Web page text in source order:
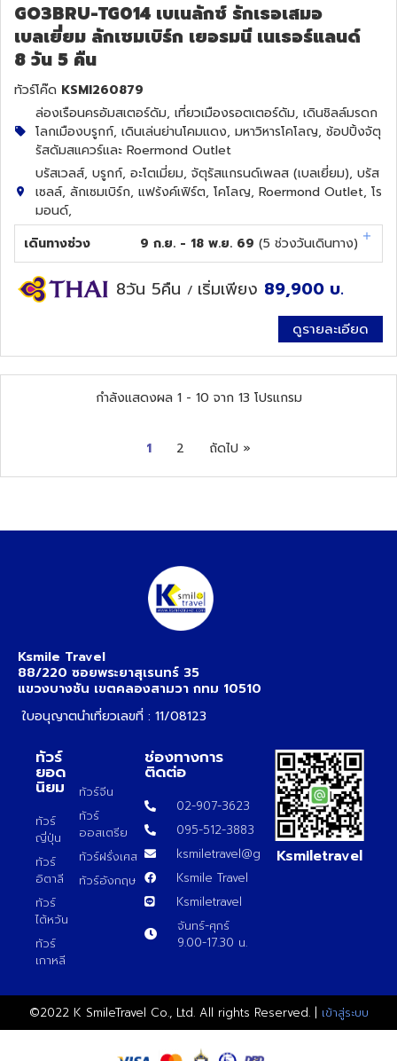
GO3BRU-TG014 เบเนลักซ์ รักเธอเสมอ
เบลเยี่ยม ลักเซมเบิร์ก เยอรมนี เนเธอร์แลนด์
8 วัน 5 คืน
ทัวร์โค๊ด KSMI260879
ล่องเรือนครอัมสเตอร์ดัม, เที่ยวเมืองรอตเตอร์ดัม, เดินชิลล์มรดก
โลกเมืองบรูกก์, เดินเล่นย่านโคมแดง, มหาวิหารโคโลญ, ช้อปปิ้งจัตุ
รัสดัมสแควร์และ Roermond Outlet
บรัสเวลส์, บรูกก์, อะโตเมี่ยม, จัตุรัสแกรนด์เพลส (เบลเยี่ยม), บรัส
เซลล์, ลักเซมเบิร์ก, แฟร้งค์เฟิร์ต, โคโลญ, Roermond Outlet, โร
มอนด์,
เดินทางช่วง
9 ก.ย. - 18 พ.ย. 69 (5 ช่วงวันเดินทาง)
8วัน 5คืน / เริ่มเพียง 89,900 บ.
ดูรายละเอียด
กำลังแสดงผล 1- 10 จาก 13 โปรแกรม
1 2 ถัดไป »
Ksmile Travel
88/220 ซอยพระยาสุเรนทร์ 35
แขวงบางชัน เขตคลองสามวา กทม 10510
ใบอนุญาตนำเที่ยวเลขที่ : 11/08123
ทัวร์
ยอด
นิยม
ทัวร์
ญี่ปุ่น
ทัวร์
อิตาลี
ทัวร์
ไต้หวัน
ทัวร์
เกาหลี
ทัวร์จีน
ทัวร์
ออสเตรีย
ทัวร์ฝรั่งเศส
ทัวร์อังกฤษ
ช่องทางการ
ติดต่อ
02-907-3623
095-512-3883
ksmiletravel@gmail.com
Ksmile Travel
Ksmiletravel
จันทร์-ศุกร์
9.00-17.30 น.
Ksmiletravel
©2022 K SmileTravel Co., Ltd. All rights Reserved. | เข้าสู่ระบบ